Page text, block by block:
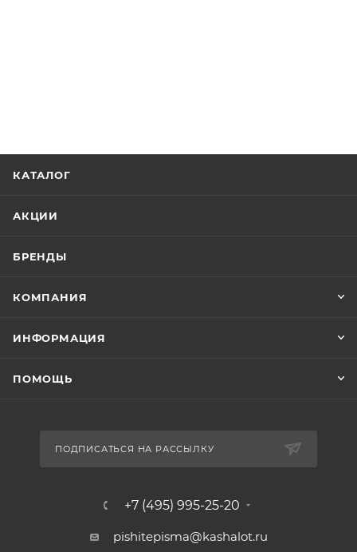
КАТАЛОГ
АКЦИИ
БРЕНДЫ
КОМПАНИЯ
ИНФОРМАЦИЯ
ПОМОЩЬ
ПОДПИСАТЬСЯ НА РАССЫЛКУ
+7 (495) 995-25-20​
pishitepisma@kashalot.ru